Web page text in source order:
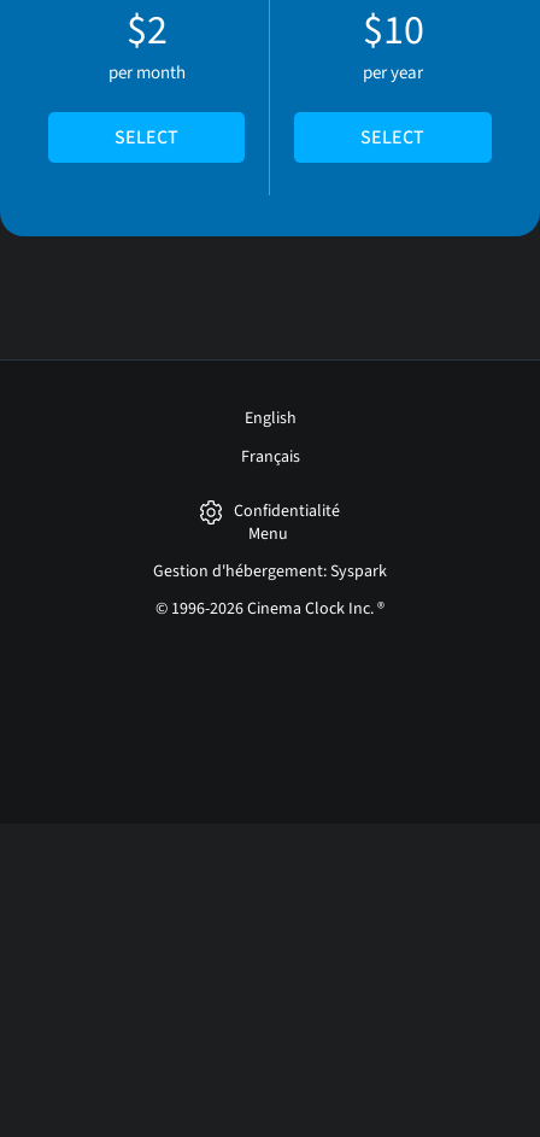
$2
per month
SELECT
$10
per year
SELECT
English
Français
Confidentialité
Menu
Gestion d'hébergement: Syspark
© 1996-2026 Cinema Clock Inc. ®